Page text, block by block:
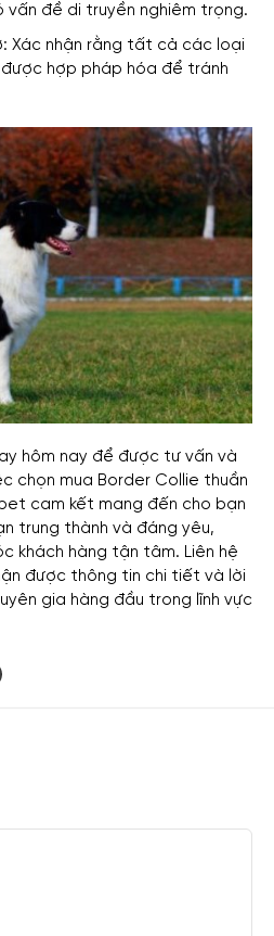
vấn đề di truyền nghiêm trọng.
Xác nhận rằng tất cả các loại
hợp pháp hóa để tránh
hôm nay để được tư vấn và
chọn mua Border Collie thuần
cam kết mang đến cho bạn
trung thành và đáng yêu,
khách hàng tận tâm. Liên hệ
được thông tin chi tiết và lời
gia hàng đầu trong lĩnh vực